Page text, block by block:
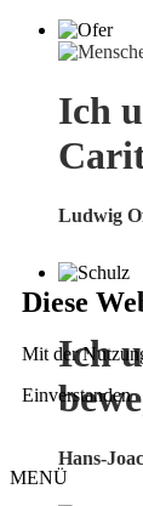
Ich
Ludwig
Ich
Hans-
Diese
Mit der
Einverstanden
MENÜ